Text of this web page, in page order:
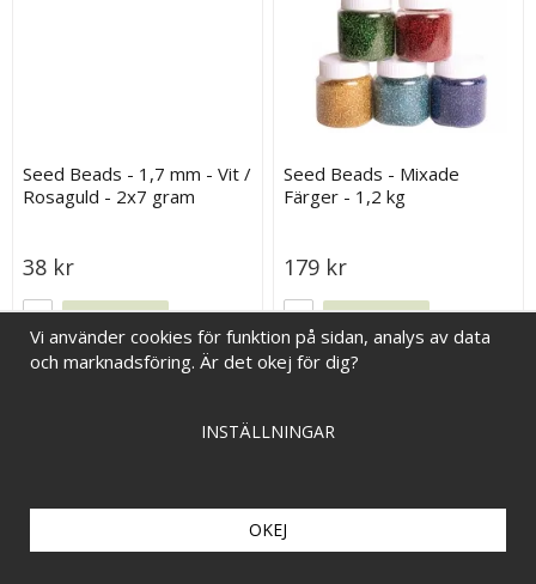
Seed Beads - 1,7 mm - Vit /
Rosaguld - 2x7 gram
38 kr
Seed Beads - Mixade
Färger - 1,2 kg
179 kr
Vi använder cookies för funktion på sidan, analys av data
och marknadsföring. Är det okej för dig?
INSTÄLLNINGAR
OKEJ